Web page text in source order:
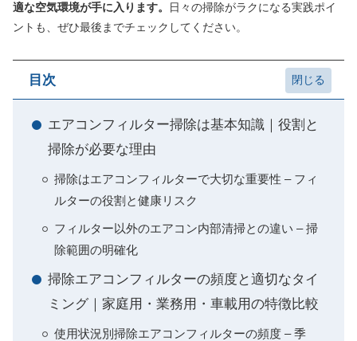
適な空気環境が手に入ります。
日々の掃除がラクになる実践ポイ
ントも、ぜひ最後までチェックしてください。
目次
エアコンフィルター掃除は基本知識｜役割と
掃除が必要な理由
掃除はエアコンフィルターで大切な重要性 – フィ
ルターの役割と健康リスク
フィルター以外のエアコン内部清掃との違い – 掃
除範囲の明確化
掃除エアコンフィルターの頻度と適切なタイ
ミング｜家庭用・業務用・車載用の特徴比較
使用状況別掃除エアコンフィルターの頻度 – 季